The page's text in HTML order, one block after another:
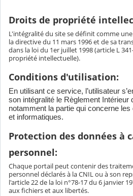
Droits de propriété
L'intégralité du site se définit comme
la directive du 11 mars 1996 et de sa
dans la loi du 1er juillet 1998 (article L
propriété intellectuelle).
Conditions d'utilisation:
En utilisant ce service, l’utilisateur
son intégralité le Règlement Intérieur
notamment la partie qui concerne
et informatiques.
Protection des données à
personnel:
Chaque portail peut contenir des
personnel déclarés à la CNIL ou à son
l'article 22 de la loi n°78-17 du 6 janvier
aux fichiers et aux libertés.